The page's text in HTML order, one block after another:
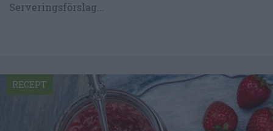
Serveringsförslag...
RECEPT